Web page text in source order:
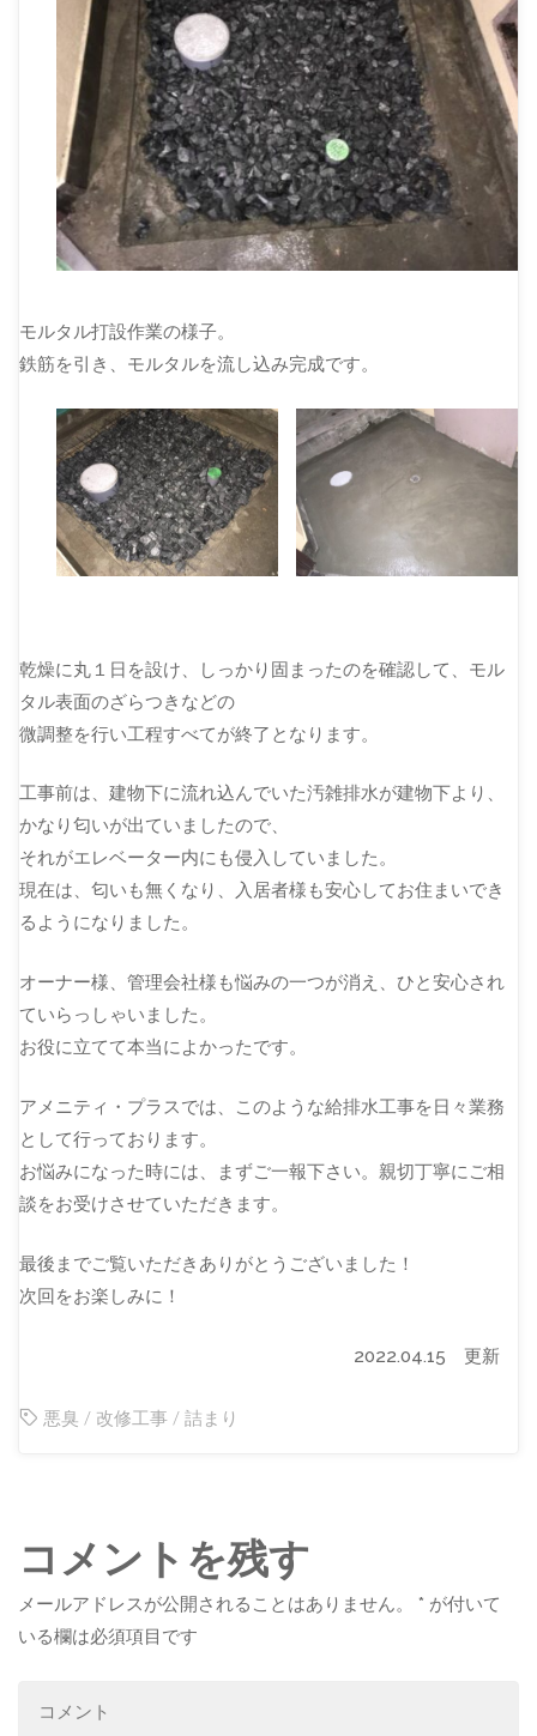
モルタル打設作業の様子。
鉄筋を引き、モルタルを流し込み完成です。
乾燥に丸１日を設け、しっかり固まったのを確認して、モル
タル表面のざらつきなどの
微調整を行い工程すべてが終了となります。
工事前は、建物下に流れ込んでいた汚雑排水が建物下より、
かなり匂いが出ていましたので、
それがエレベーター内にも侵入していました。
現在は、匂いも無くなり、入居者様も安心してお住まいでき
るようになりました。
オーナー様、管理会社様も悩みの一つが消え、ひと安心され
ていらっしゃいました。
お役に立てて本当によかったです。
アメニティ・プラスでは、このような給排水工事を日々業務
として行っております。
お悩みになった時には、まずご一報下さい。親切丁寧にご相
談をお受けさせていただきます。
最後までご覧いただきありがとうございました！
次回をお楽しみに！
2022.04.15 更新
悪臭 / 改修工事/ 詰まり
コメントを残す
メールアドレスが公開されることはありません。 * が付いて
いる欄は必須項目です